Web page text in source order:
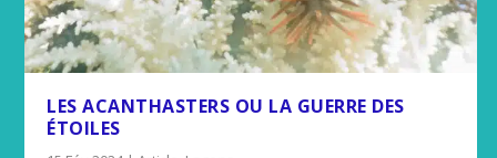
LES ACANTHASTERS OU LA GUERRE DES
ÉTOILES